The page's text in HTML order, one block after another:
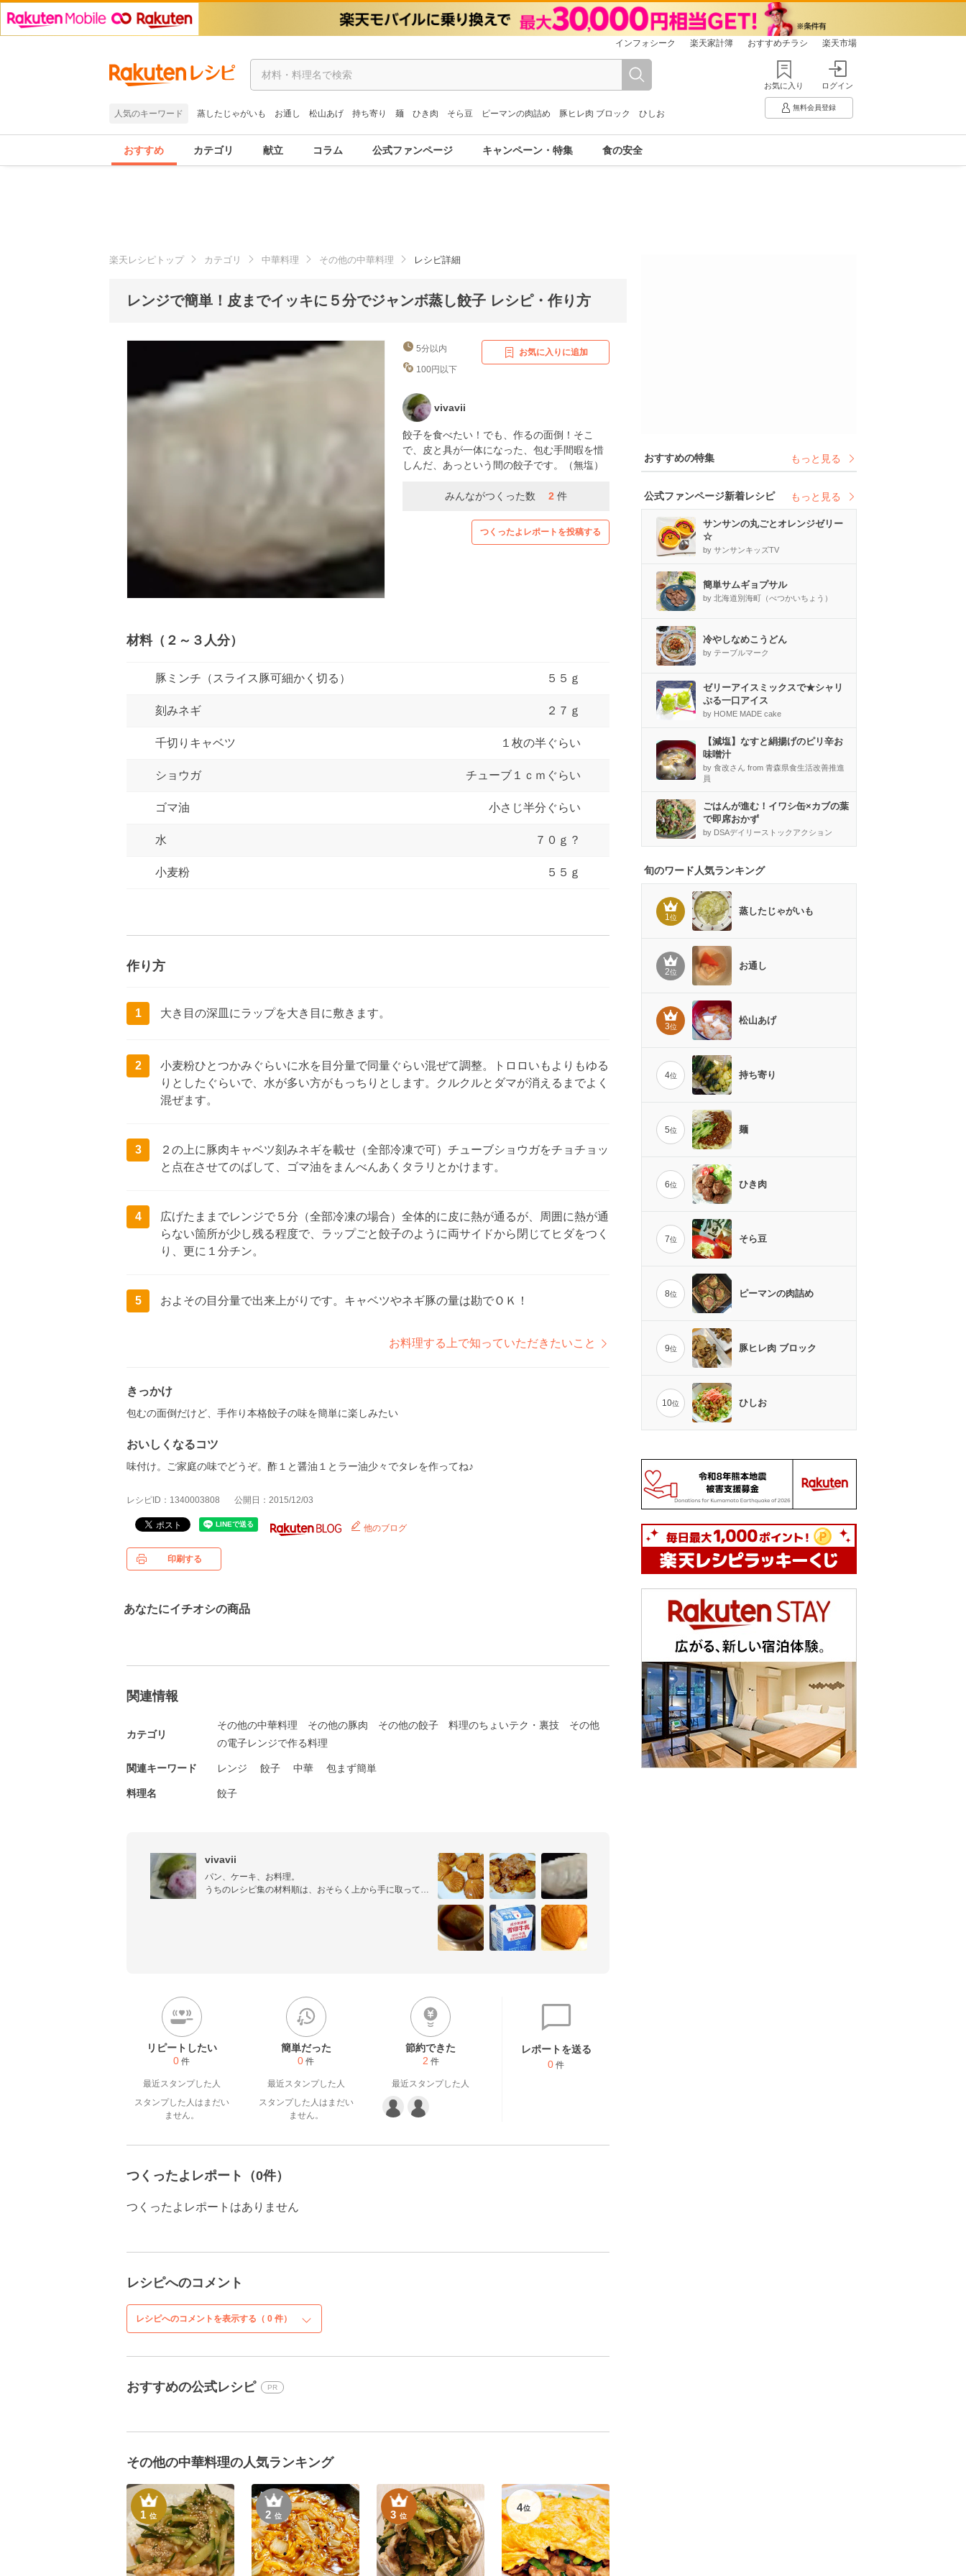
インフォシーク 楽天家計簿 おすすめチラシ 楽天市場
人気のキーワード 蒸したじゃがいも お通し 松山あげ 持ち寄り 麺 ひき肉 そら豆 ピーマンの肉詰め 豚ヒレ肉 ブロック ひしお
お気に入り ログイン
無料会員登録
おすすめ カテゴリ 献立 コラム 公式ファンページ キャンペーン・特集 食の安全
楽天レシピトップ カテゴリ 中華料理 その他の中華料理 レシピ詳細
レンジで簡単！皮までイッキに５分でジャンボ蒸し餃子 レシピ・作り方
5分以内
100円以下
お気に入りに追加
vivavii
餃子を食べたい！でも、作るの面倒！そこ
で、皮と具が一体になった、包む手間暇を惜
しんだ、あっという間の餃子です。（無塩）
みんながつくった数 2 件
つくったよレポートを投稿する
材料（２～３人分）
豚ミンチ（スライス豚可細かく切る） ５５ｇ
刻みネギ ２７ｇ
千切りキャベツ １枚の半ぐらい
ショウガ チューブ１ｃｍぐらい
ゴマ油 小さじ半分ぐらい
水 ７０ｇ？
小麦粉 ５５ｇ
作り方
1 大き目の深皿にラップを大き目に敷きます。
2
小麦粉ひとつかみぐらいに水を目分量で同量ぐらい混ぜて調整。トロロいもよりもゆる
りとしたぐらいで、水が多い方がもっちりとします。クルクルとダマが消えるまでよく
混ぜます。
3
２の上に豚肉キャベツ刻みネギを載せ（全部冷凍で可）チューブショウガをチョチョッ
と点在させてのばして、ゴマ油をまんべんあくタラリとかけます。
4
広げたままでレンジで５分（全部冷凍の場合）全体的に皮に熱が通るが、周囲に熱が通
らない箇所が少し残る程度で、ラップごと餃子のように両サイドから閉じてヒダをつく
り、更に１分チン。
5 およその目分量で出来上がりです。キャベツやネギ豚の量は勘でＯＫ！
お料理する上で知っていただきたいこと
きっかけ
包むの面倒だけど、手作り本格餃子の味を簡単に楽しみたい
おいしくなるコツ
味付け。ご家庭の味でどうぞ。酢１と醤油１とラー油少々でタレを作ってね♪
レシピID：1340003808 公開日：2015/12/03
他のブログ
印刷する
あなたにイチオシの商品
関連情報
カテゴリ
その他の中華料理 その他の豚肉 その他の餃子 料理のちょいテク・裏技
その他
の電子レンジで作る料理
関連キーワード レンジ 餃子 中華 包まず簡単
料理名 餃子
vivavii
パン、ケーキ、お料理。
うちのレシピ集の材料順は、おそらく上から手に取って容
間。レンジは５００ｗ。バターは無塩。砂糖は上白糖。
リピートしたい
0 件
最近スタンプした人
スタンプした人はまだい
ません。
簡単だった
0 件
最近スタンプした人
スタンプした人はまだい
ません。
節約できた
2 件
最近スタンプした人
レポートを送る
0 件
つくったよレポート（0件）
つくったよレポートはありません
レシピへのコメント
レシピへのコメントを表示する（ 0 件）
おすすめの公式レシピ PR
その他の中華料理の人気ランキング
1位 2位 3位
4位
おすすめの特集 もっと見る
公式ファンページ新着レシピ もっと見る
サンサンの丸ごとオレンジゼリー
☆
by サンサンキッズTV
簡単サムギョプサル
by 北海道別海町（べつかいちょう）
冷やしなめこうどん
by テーブルマーク
ゼリーアイスミックスで★シャリ
ぷる一口アイス
by HOME MADE cake
【減塩】なすと絹揚げのピリ辛お
味噌汁
by 食改さん from 青森県食生活改善推進
員
ごはんが進む！イワシ缶×カブの葉
で即席おかず
by DSAデイリーストックアクション
旬のワード人気ランキング
1位
蒸したじゃがいも
2位
お通し
3位
松山あげ
4位 持ち寄り
5位 麺
6位 ひき肉
7位 そら豆
8位 ピーマンの肉詰め
9位 豚ヒレ肉 ブロック
10位 ひしお